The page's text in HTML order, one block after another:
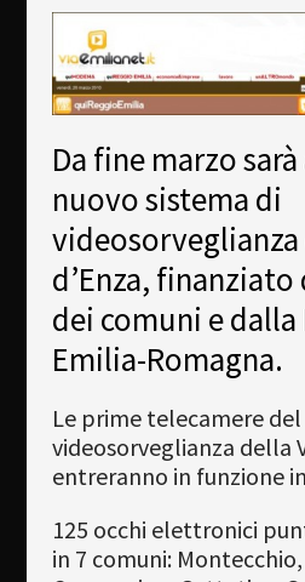
Lingua
Da fine marzo
nuovo sistema di
videosorveglianza
d’Enza, finanziato
dei comuni e dalla
Emilia-Romagna.
Le prime telecamere
videosorveglianza della
entreranno in funzione
125 occhi elettronici
in 7 comuni: